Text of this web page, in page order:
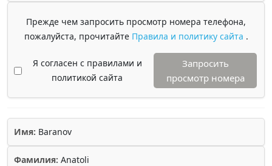
Прежде чем запросить просмотр номера телефона,
пожалуйста, прочитайте Правила и политику сайта .
Я согласен с правилами и
политикой сайта
Запросить
просмотр номера
Имя: Baranov
Фамилия: Anatoli